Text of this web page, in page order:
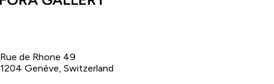
Rue de Rhone 49
1204 Genève, Switzerland